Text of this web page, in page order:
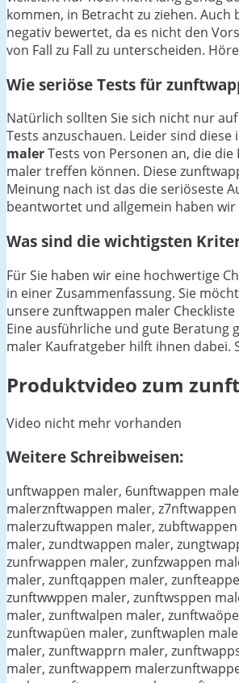
kommen, in Betracht zu ziehen.
negativ bewertet, da es nicht den
von Fall zu Fall zu unterscheiden.
Wie seriöse Tests für
Natürlich sollten Sie sich nicht nur
Tests anzuschauen. Leider sind
malerTests von Personen an, die
maler treffen können. Diese
Meinung nach ist das die seriöseste
beantwortet und allgemein haben
Was sind die wichtigsten
Für Sie haben wir eine hochwertige
in einer Zusammenfassung. Sie
unsere zunftwappen maler
Eine ausführliche und gute Beratung
maler Kaufratgeber hilft ihnen dabei.
Produktvideo zum
Video nicht mehr vorhanden
Weitere Schreibweisen:
unftwappen maler, 6unftwappen
malerznftwappen maler,
malerzuftwappen maler,
maler, zundtwappen maler,
zunfrwappen maler, zunfzwappen
maler, zunftqappen maler,
zunftwwppen maler, zunftwsppen
maler, zunftwalpen maler,
zunftwapüen maler, zunftwaplen
maler, zunftwapprn maler,
maler, zunftwappem